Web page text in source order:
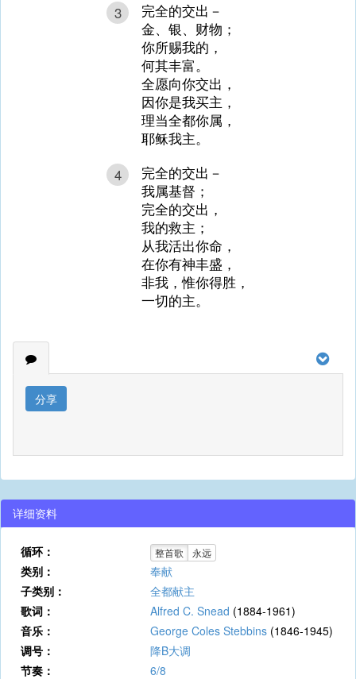
3
完全的交出－
金、银、财物；
你所赐我的，
何其丰富。
全愿向你交出，
因你是我买主，
理当全都你属，
耶稣我主。
4
完全的交出－
我属基督；
完全的交出，
我的救主；
从我活出你命，
在你有神丰盛，
非我，惟你得胜，
一切的主。
分享
详细资料
循环： 整首歌 永远
类别：
奉献
子类别：
全都献主
歌词：
Alfred C. Snead (1884-1961)
音乐：
George Coles Stebbins (1846-1945)
调号：
降B大调
节奏：
6/8